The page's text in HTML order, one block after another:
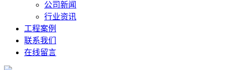
公司新闻
行业资讯
工程案例
联系我们
在线留言